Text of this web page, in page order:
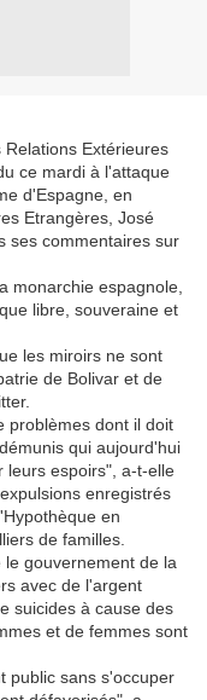
Extérieures
ce mardi à l'attaque
d'Espagne, en
Etrangères, José
ses commentaires sur
monarchie espagnole,
libre, souveraine et
les miroirs ne sont
de Bolivar et de
problèmes dont il doit
qui aujourd'hui
leurs espoirs", a-t-elle
enregistrés
en
de familles.
gouvernement de la
avec de l'argent
suicides à cause des
et de femmes sont
public sans s'occuper